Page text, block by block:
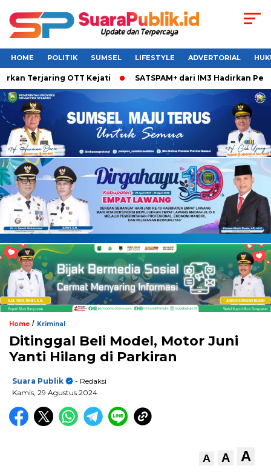
HOME POLITIK SUMSEL LIFESTYLE ADVERTORIAL
OTT Kejati SATSPAM+ dari IM3 Hadirkan
Home / Kriminal
Ditinggal Beli Model, Motor Juni
Yanti Hilang di Parkiran
Suara Publik
- Redaksi
Kamis, 29 Agustus 2024
A A A